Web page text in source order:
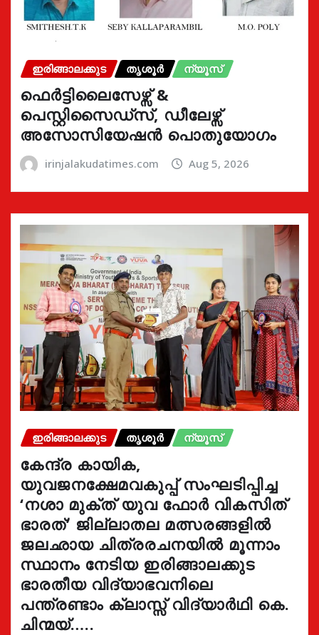
ഇരിങ്ങാലക്കുട തൃശൂർ ന്യൂസ്
ഫെർട്ടിലൈസേഴ്സ് &
പെസ്റ്റിസൈഡ്സ്, ഡീലേഴ്സ്
അസോസിയേഷൻ പൊതുയോഗം
irinjalakudatimes.com Aug 5, 2026
ഇരിങ്ങാലക്കുട തൃശൂർ ന്യൂസ്
കേന്ദ്ര കായിക,
യുവജനക്ഷേമവകുപ്പ് സംഘടിപ്പിച്ച
‘നശാ മുക്ത് യുവ ഫോർ വികസിത്
ഭാരത്’ ജില്ലാതല മത്സരങ്ങളിൽ
ജലഛായ ചിത്രരചനയിൽ മൂന്നാം
സ്ഥാനം നേടിയ ഇരിങ്ങാലക്കുട
ഭാരതീയ വിദ്യാഭവനിലെ
പന്ത്രണ്ടാം ക്ലാസ്സ് വിദ്യാർഥി കെ.
ചിന്മയ്…..